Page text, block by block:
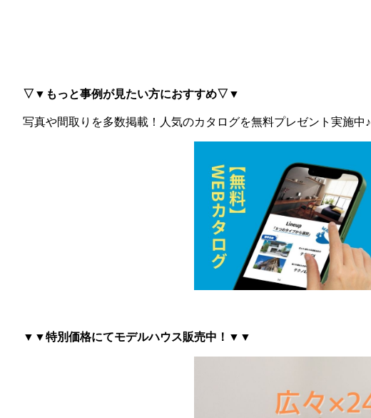
▽▼もっと事例が見たい方におすすめ▽▼
写真や間取りを多数掲載！ 人気のカタログを無料プレゼント実施中♪
▼▼特別価格にてモデルハウス販売中！▼▼